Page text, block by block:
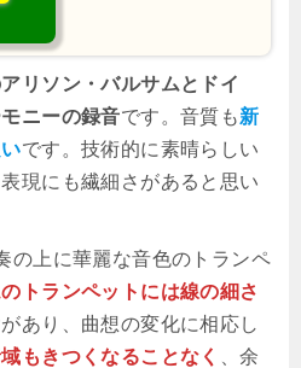
リソン・バルサムとドイ
ニーの録音です。音質も新
です。技術的に素晴らしい
現にも繊細さがあると思い
の上に華麗な音色のトランペ
トランペットには線の細さ
あり、曲想の変化に相応し
もきつくなることなく
、余